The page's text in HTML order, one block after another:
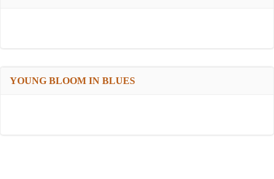
YOUNG BLOOM IN BLUES